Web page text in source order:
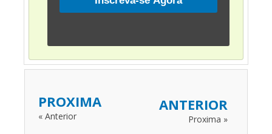
PROXIMA
« Anterior
ANTERIOR
Proxima »